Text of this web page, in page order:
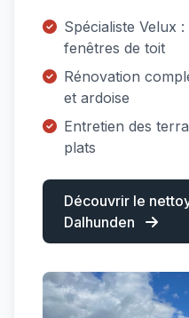
Spécialiste Velux
fenêtres de toit
Rénovation
et ardoise
Entretien des
plats
Découvrir le
Dalhunden